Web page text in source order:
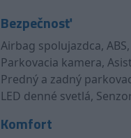
Bezpečnosť
Airbag spolujazdca,
Parkovacia kamera,
Predný a zadný
LED denné svetlá,
Komfort